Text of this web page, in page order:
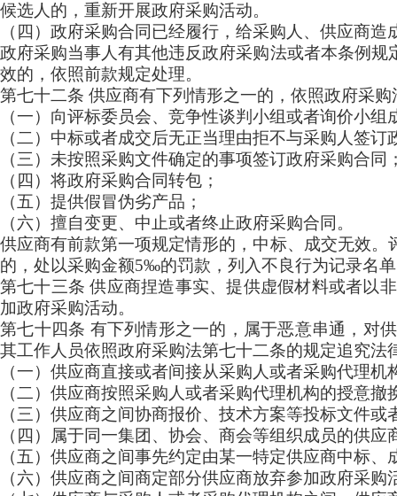
候选人的，重新开展政府采购活动。
（四）政府采购合同已经履行，给采购人、供应商
政府采购当事人有其他违反政府采购法或者本条例
效的，依照前款规定处理。
第七十二条 供应商有下列情形之一的，依照政府采
（一）向评标委员会、竞争性谈判小组或者询价小
（二）中标或者成交后无正当理由拒不与采购人签订
（三）未按照采购文件确定的事项签订政府采购合同
（四）将政府采购合同转包；
（五）提供假冒伪劣产品；
（六）擅自变更、中止或者终止政府采购合同。
供应商有前款第一项规定情形的，中标、成交无效
的，处以采购金额5‰的罚款，列入不良行为记录名
第七十三条 供应商捏造事实、提供虚假材料或者以
加政府采购活动。
第七十四条 有下列情形之一的，属于恶意串通，对
其工作人员依照政府采购法第七十二条的规定追究法
（一）供应商直接或者间接从采购人或者采购代理
（二）供应商按照采购人或者采购代理机构的授意
（三）供应商之间协商报价、技术方案等投标文件
（四）属于同一集团、协会、商会等组织成员的供
（五）供应商之间事先约定由某一特定供应商中标、
（六）供应商之间商定部分供应商放弃参加政府采